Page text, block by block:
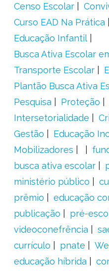
Censo Escolar
Curso EAD Na Prática
Educação Infantil
Busca Ativa Escolar
Transporte Escolar
Plantão Busca Ativa
Pesquisa
Proteção
Intersetorialidade
Gestão
Educação
Mobilizadores
busca ativa escolar
ministério público
prêmio
educação
publicação
pré-
videoconefrência
currículo
pnate
educação híbrida